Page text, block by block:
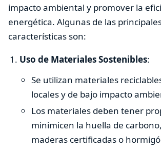
impacto ambiental y promover la
energética. Algunas de las
características son:
Uso de Materiales Sostenibles:
Se utilizan materiales
locales y de bajo impacto
Los materiales deben tener
minimicen la huella de
maderas certificadas o